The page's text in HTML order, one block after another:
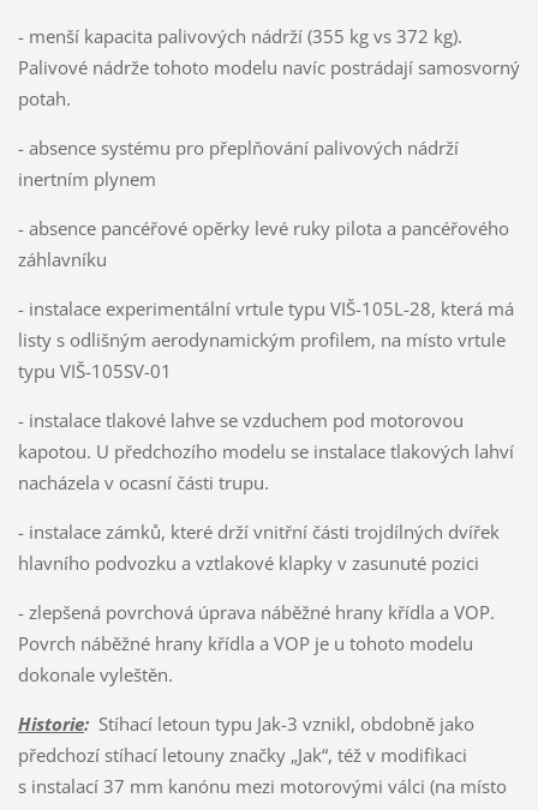
- menší kapacita palivových nádrží (355 kg vs 372 kg).
Palivové nádrže tohoto modelu navíc postrádají samosvorný
potah.
- absence systému pro přeplňování palivových nádrží
inertním plynem
- absence pancéřové opěrky levé ruky pilota a pancéřového
záhlavníku
- instalace experimentální vrtule typu VIŠ-105L-28, která má
listy s odlišným aerodynamickým profilem, na místo vrtule
typu VIŠ-105SV-01
- instalace tlakové lahve se vzduchem pod motorovou
kapotou. U předchozího modelu se instalace tlakových lahví
nacházela v ocasní části trupu.
- instalace zámků, které drží vnitřní části trojdílných dvířek
hlavního podvozku a vztlakové klapky v zasunuté pozici
- zlepšená povrchová úprava náběžné hrany křídla a VOP.
Povrch náběžné hrany křídla a VOP je u tohoto modelu
dokonale vyleštěn.
Historie:Stíhací letoun typu Jak-3 vznikl, obdobně jako
předchozí stíhací letouny značky „Jak“, též v modifikaci
s instalací 37 mm kanónu mezi motorovými válci (na místo